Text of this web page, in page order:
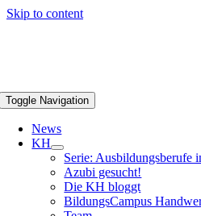
Skip to content
Toggle Navigation
News
KH
Serie: Ausbildungsberufe
Azubi gesucht!
Die KH bloggt
BildungsCampus